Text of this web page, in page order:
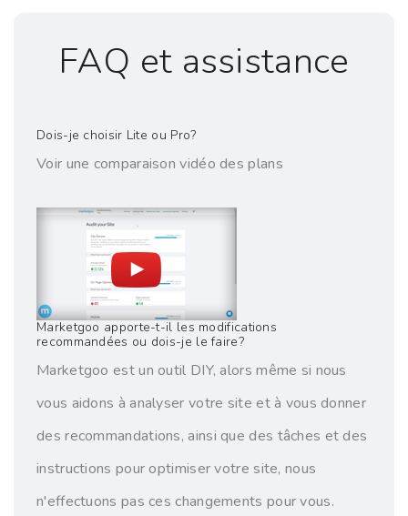
FAQ et assistance
Dois-je choisir Lite ou Pro?
Voir une comparaison vidéo des plans
Marketgoo apporte-t-il les modifications
recommandées ou dois-je le faire?
Marketgoo est un outil DIY, alors même si nous
vous aidons à analyser votre site et à vous donner
des recommandations, ainsi que des tâches et des
instructions pour optimiser votre site, nous
n'effectuons pas ces changements pour vous.